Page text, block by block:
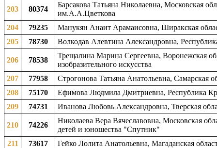
203 80374
Барсакова Татьяна Николаевна, Московская
им.А.А.Цветкова
204
79235
Манукян Анаит Арамаисовна, Ширакская
205
78730 Волкодав Алевтина Александровна,
206 78538
Трещалина Марина Сергеевна, Воронежская
изобразительного искусства
207
77958
Строгонова Татьяна Анатольевна, Самарская
208
75170
Ефимова Людмила Дмитриевна, Республика
209
74731 Иванова Любовь Александровна, Тверская
210 74226
Николаева Вера Вячеславовна, Московская
детей и юношества "Спутник"
211
73617
Гейко Лолита Анатольевна, Магаданская